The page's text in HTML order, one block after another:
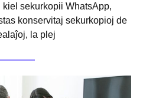
sekurkopii WhatsApp,
konservitaj sekurkopioj de
la plej